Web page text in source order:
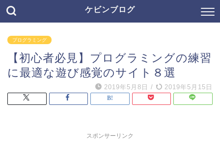
ケビンブログ
プログラミング
【初心者必見】プログラミングの練習
に最適な遊び感覚のサイト８選
2019年5月8日 / 2019年5月15日
スポンサーリンク